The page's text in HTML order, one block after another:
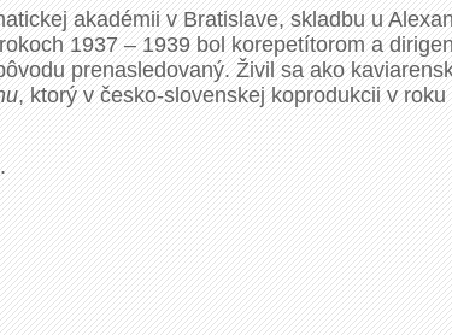
akadémii v Bratislave, skladbu u
1937 – 1939 bol korepetítorom a
prenasledovaný. Živil sa ako
, ktorý v česko-slovenskej koprodukcii v